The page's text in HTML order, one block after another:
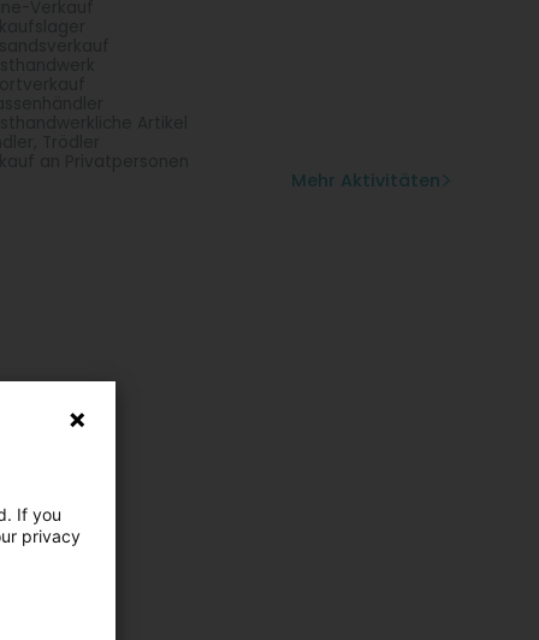
Mehr Aktivitäten
If you
privacy